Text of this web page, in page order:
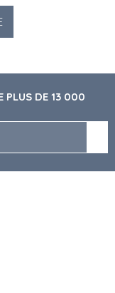
PLUS DE 13 000